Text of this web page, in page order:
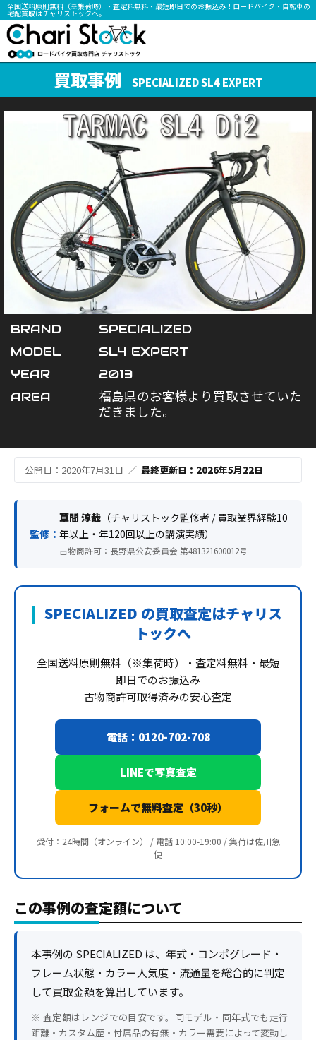
全国送料原則無料（※集荷時）・査定料無料・最短即日でのお振込み！ロードバイク・自転車の
宅配買取はチャリストックへ。
買取事例 SPECIALIZED SL4 EXPERT
BRAND
SPECIALIZED
MODEL
SL4 EXPERT
YEAR
2013
AREA
福島県のお客様より買取させていた
だきました。
公開日：2020年7月31日 ／ 最終更新日：2026年5月22日
監修：
草間 淳哉 （チャリストック監修者 / 買取業界経験10
年以上・年120回以上の講演実績）
古物商許可：長野県公安委員会 第481321600012号
SPECIALIZED の買取査定はチャリス
トックへ
全国送料原則無料（※集荷時）・査定料無料・最短
即日でのお振込み
古物商許可取得済みの安心査定
電話：0120-702-708
LINEで写真査定
フォームで無料査定（30秒）
受付：24時間（オンライン） / 電話 10:00-19:00 / 集荷は佐川急
便
この事例の査定額について
本事例の SPECIALIZED は、年式・コンポグレード・
フレーム状態・カラー人気度・流通量を総合的に判定
して買取金額を算出しています。
※ 査定額はレンジでの目安です。同モデル・同年式でも走行
距離・カスタム歴・付属品の有無・カラー需要によって変動し